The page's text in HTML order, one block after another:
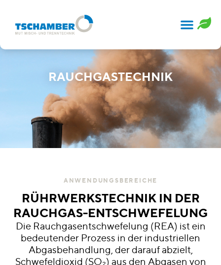
RAUCHGASTECHNIK
ANWENDUNGSBEREICHE
RÜHRWERKSTECHNIK IN DER
RAUCHGAS-ENTSCHWEFELUNG
Die Rauchgasentschwefelung (REA) ist ein
bedeutender Prozess in der industriellen
Abgasbehandlung, der darauf abzielt,
Schwefeldioxid (SO₂) aus den Abgasen von